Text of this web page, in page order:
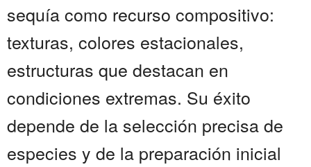
sequía como recurso compositivo:
texturas, colores estacionales,
estructuras que destacan en
condiciones extremas. Su éxito
depende de la selección precisa de
especies y de la preparación inicial